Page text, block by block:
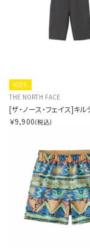
KIDS
THE NORTH FACE
￥9,900(税込)